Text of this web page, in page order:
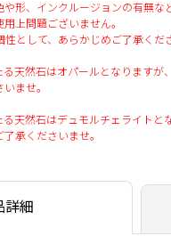
形、インクルージョンの有無な
上問題ございません。
として、あらかじめご了承くだ
天然石はオパールとなりますが
ませ。
天然石はデュモルチェライトと
承くださいませ。
詳細